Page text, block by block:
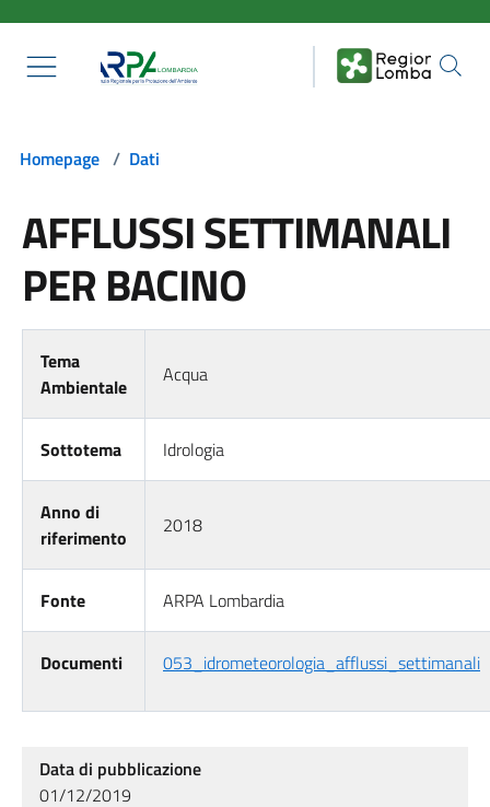
Homepage / Dati
AFFLUSSI SETTIMANALI
PER BACINO
Tema
Ambientale
Acqua
Sottotema Idrologia
Anno di
riferimento
2018
Fonte ARPA Lombardia
Documenti 053_idrometeorologia_afflussi_settimanali
Data di pubblicazione
01/12/2019